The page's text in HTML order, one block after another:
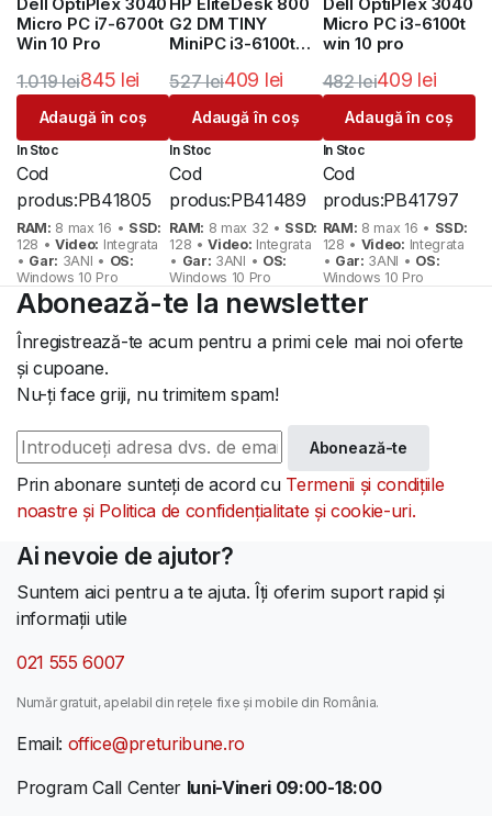
Micro PC i7-6700t
Win 10 Pro
1.019lei
Prețul
inițial
a
fost:
1.019 lei.
845 lei
Prețul
curent
este:
845 lei.
Adaugă în coș
In Stoc
Cod
produs:PB41805
RAM: 8 max 16 • SSD:
128 •Video: Integrata
• Gar: 3ANI • OS:
Windows 10 Pro
G2 DM TINY
MiniPC i3-6100t
Garantie
527lei
Prețul
inițial
a
fost:
527 lei.
409 lei
Prețul
curent
este:
409 lei.
Adaugă în coș
In Stoc
Cod
produs:PB41489
RAM: 8 max 32 • SSD:
128 •Video: Integrata
• Gar: 3ANI • OS:
Windows 10 Pro
Micro PC i3-6100t
win 10 pro
482lei
Prețul
inițial
a
fost:
482 lei.
409 lei
Prețul
curent
este:
409 lei.
Adaugă în coș
In Stoc
Cod
produs:PB41797
RAM: 8 max 16 • SSD:
128 • Video: Integrata
• Gar: 3ANI • OS:
Windows 10 Pro
Abonează-te la newsletter
Înregistrează-te acum pentru a primi cele mai noi oferte
și cupoane.
Nu-ți face griji, nu trimitem spam!
Abonează-te
Prin abonare sunteți de acord cu Termenii și condițiile
noastre și Politica de confidențialitate și cookie-uri.
Ai nevoie de ajutor?
Suntem aici pentru a te ajuta. Îți oferim suport rapid și
informații utile
021 555 6007
Număr gratuit, apelabil din rețele fixe și mobile din România.
Email: office@preturibune.ro
Program Call Center luni-Vineri 09:00-18:00